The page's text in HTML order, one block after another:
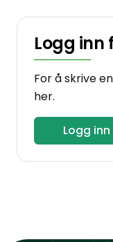
Logg inn
For å skrive
her.
Logg inn